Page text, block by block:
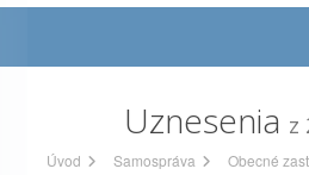
Uznesenia z
Úvod Samospráva Obecné